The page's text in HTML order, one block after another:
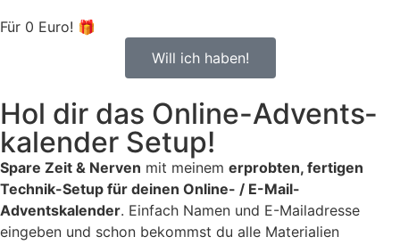
Für 0 Euro! 🎁
Will ich haben!
Hol dir das Online-Advents­
kalender Setup!
Spare Zeit & Nerven mit meinem erprobten, fertigen
Technik-Setup für deinen Online- / E-Mail-
Adventskalender. Einfach Namen und E-Mailadresse
eingeben und schon bekommst du alle Materialien